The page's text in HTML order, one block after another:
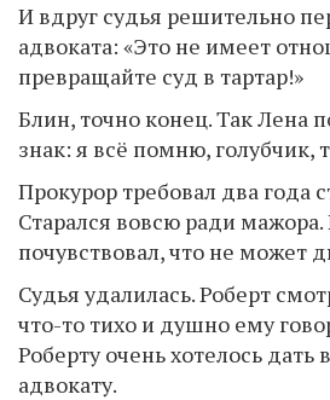
И вдруг судья решительно
адвоката: «Это не имеет
превращайте суд в тартар!»
Блин, точно конец. Так Лена
знак: я всё помню, голубчик,
Прокурор требовал два года
Старался вовсю ради мажора.
почувствовал, что не может
Судья удалилась. Роберт
что-то тихо и душно ему
Роберту очень хотелось дать
адвокату.